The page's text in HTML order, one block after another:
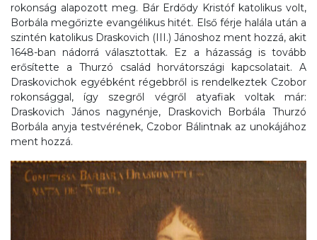
rokonság alapozott meg. Bár Erdődy Kristóf katolikus volt,
Borbála megőrizte evangélikus hitét. Első férje halála után a
szintén katolikus Draskovich (III.) Jánoshoz ment hozzá, akit
1648-ban nádorrá választottak. Ez a házasság is tovább
erősítette a Thurzó család horvátországi kapcsolatait. A
Draskovichok egyébként régebbről is rendelkeztek Czobor
rokonsággal, így szegről végről atyafiak voltak már:
Draskovich János nagynénje, Draskovich Borbála Thurzó
Borbála anyja testvérének, Czobor Bálintnak az unokájához
ment hozzá.